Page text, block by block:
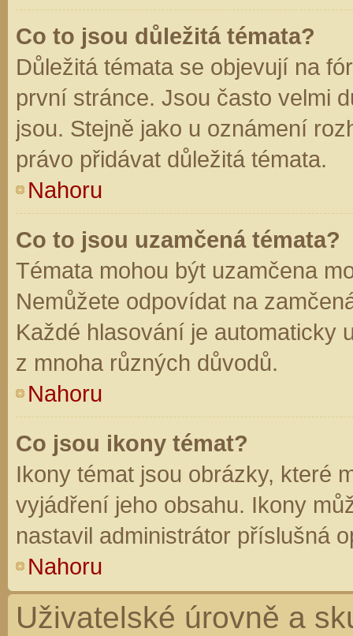
Co to jsou důležitá témata?
Důležitá témata se objevují na
první stránce. Jsou často velmi
jsou. Stejně jako u oznámení
právo přidávat důležitá témata.
Nahoru
Co to jsou uzamčená témata?
Témata mohou být uzamčena
Nemůžete odpovídat na
Každé hlasování je automaticky
z mnoha různých důvodů.
Nahoru
Co jsou ikony témat?
Ikony témat jsou obrázky, které
vyjádření jeho obsahu. Ikony
nastavil administrátor příslušná
Nahoru
Uživatelské úrovně a